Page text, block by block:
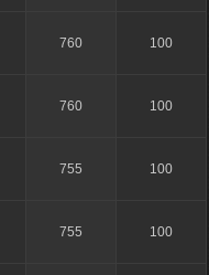
760 100
760 100
755 100
755 100